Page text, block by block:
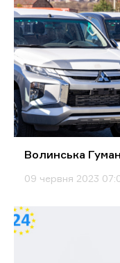
Волинська
09 червня 2023